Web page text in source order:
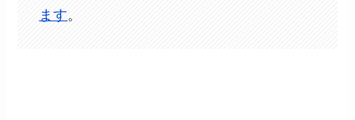
ます。